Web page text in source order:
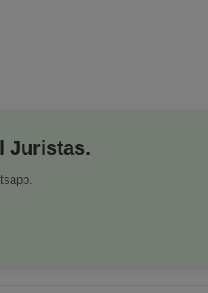
Juristas.